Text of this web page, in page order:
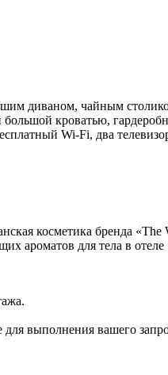
диваном, чайным
кроватью,
Wi-Fi, два
косметика бренда
ароматов для тела в
выполнения вашего